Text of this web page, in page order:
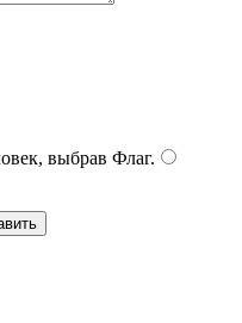
выбрав Флаг.